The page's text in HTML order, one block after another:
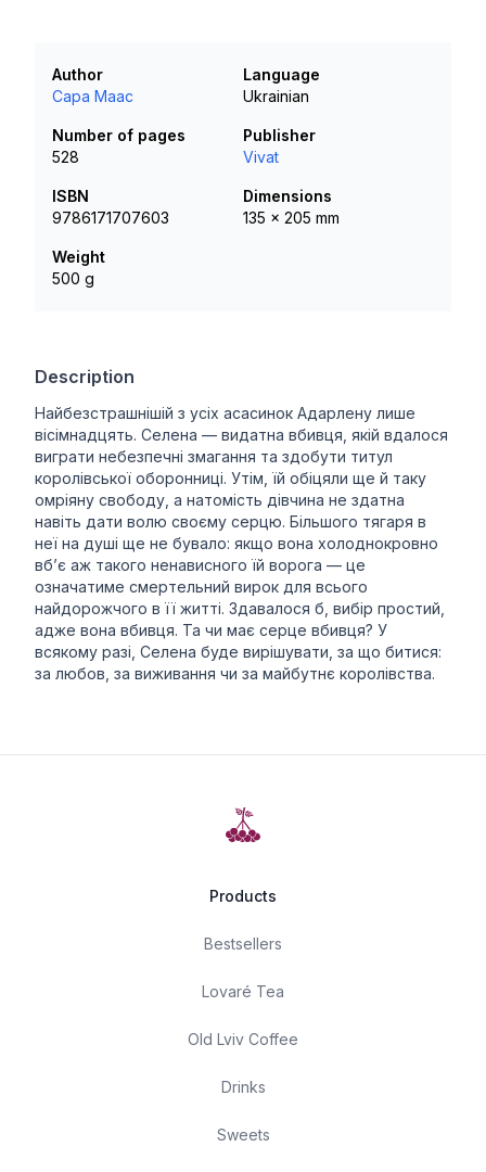
Author
Сара Маас
Language
Ukrainian
Number of pages
528
Publisher
Vivat
ISBN
9786171707603
Dimensions
135 x 205 mm
Weight
500 g
Description
Найбезстрашнішій з усіх асасинок Адарлену лише
вісімнадцять. Селена — видатна вбивця, якій вдалося
виграти небезпечні змагання та здобути титул
королівської оборонниці. Утім, їй обіцяли ще й таку
омріяну свободу, а натомість дівчина не здатна
навіть дати волю своєму серцю. Більшого тягаря в
неї на душі ще не бувало: якщо вона холоднокровно
вб’є аж такого ненависного їй ворога — це
означатиме смертельний вирок для всього
найдорожчого в її житті. Здавалося б, вибір простий,
адже вона вбивця. Та чи має серце вбивця? У
всякому разі, Селена буде вирішувати, за що битися:
за любов, за виживання чи за майбутнє королівства.
Products
Bestsellers
Lovaré Tea
Old Lviv Coffee
Drinks
Sweets